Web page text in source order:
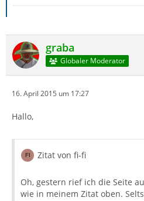
graba
Globaler Moderator
16. April 2015 um 17:27
Hallo,
Zitat von fi-fi
Oh, gestern rief ich die Seite
wie in meinem Zitat oben.